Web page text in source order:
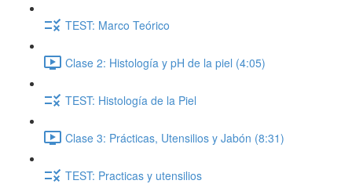
TEST: Marco Teórico
Clase 2: Histología y pH de la piel (4:05)
TEST: Histología de la Piel
Clase 3: Prácticas, Utensilios y Jabón (8:31)
TEST: Practicas y utensilios